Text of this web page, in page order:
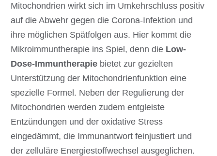
Mitochondrien wirkt sich im Umkehrschluss positiv
auf die Abwehr gegen die Corona-Infektion und
ihre möglichen Spätfolgen aus. Hier kommt die
Mikroimmuntherapie ins Spiel, denn die Low-
Dose-Immuntherapie bietet zur gezielten
Unterstützung der Mitochondrienfunktion eine
spezielle Formel. Neben der Regulierung der
Mitochondrien werden zudem entgleiste
Entzündungen und der oxidative Stress
eingedämmt, die Immunantwort feinjustiert und
der zelluläre Energiestoffwechsel ausgeglichen.